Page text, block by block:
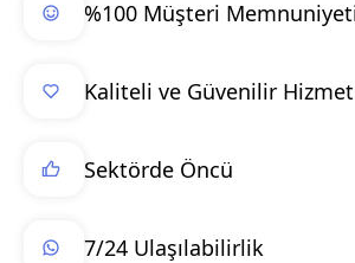
%100 Müşteri
Kaliteli ve Güvenilir Hizmet
Sektörde Öncü
7/24 Ulaşılabilirlik